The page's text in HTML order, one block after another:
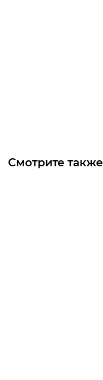
Смотрите также